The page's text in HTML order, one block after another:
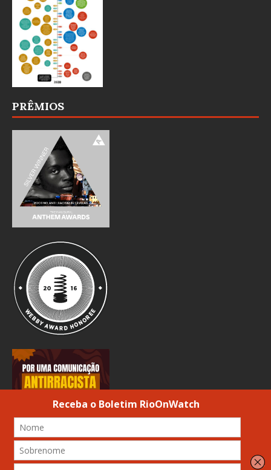
PRÊMIOS